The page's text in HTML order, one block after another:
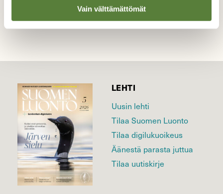
Vain välttämättömät
LEHTI
Uusin lehti
Tilaa Suomen Luonto
Tilaa digilukuoikeus
Äänestä parasta juttua
Tilaa uutiskirje